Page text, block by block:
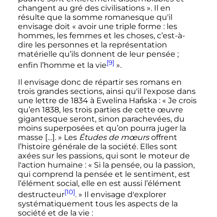
changent au gré des civilisations ». Il en
résulte que la somme romanesque qu'il
envisage doit « avoir une triple forme : les
hommes, les femmes et les choses, c’est-à-
dire les personnes et la représentation
matérielle qu’ils donnent de leur pensée ;
enfin l’homme et la vie[9] ».
Il envisage donc de répartir ses romans en
trois grandes sections, ainsi qu'il l'expose dans
une lettre de 1834 à Ewelina Hańska : « Je crois
qu’en 1838, les trois parties de cette œuvre
gigantesque seront, sinon parachevées, du
moins superposées et qu’on pourra juger la
masse […]. » Les Études de mœursoffrent
l’histoire générale de la société. Elles sont
axées sur les passions, qui sont le moteur de
l'action humaine : « Si la pensée, ou la passion,
qui comprend la pensée et le sentiment, est
l’élément social, elle en est aussi l’élément
destructeur[10]. » Il envisage d'explorer
systématiquement tous les aspects de la
société et de la vie :